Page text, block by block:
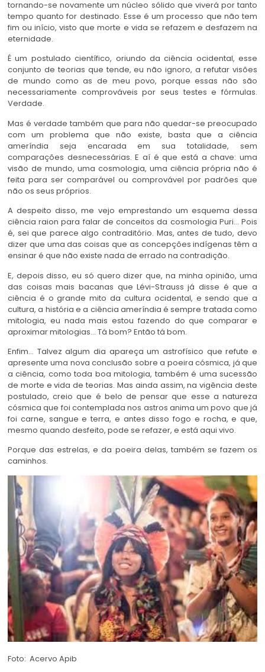
tornando-se novamente um núcleo sólido que viverá por tanto
tempo quanto for destinado. Esse é um processo que não tem
fim ou início, visto que morte e vida se refazem e desfazem na
eternidade.
É um postulado científico, oriundo da ciência ocidental, esse
conjunto de teorias que tende, eu não ignoro, a refutar visões
de mundo como as de meu povo, porque essas não são
necessariamente comprováveis por seus testes e fórmulas.
Verdade.
Mas é verdade também que para não quedar-se preocupado
com um problema que não existe, basta que a ciência
ameríndia seja encarada em sua totalidade, sem
comparações desnecessárias. E aí é que está a chave: uma
visão de mundo, uma cosmologia, uma ciência própria não é
feita para ser comparável ou comprovável por padrões que
não os seus próprios.
A despeito disso, me vejo emprestando um esquema dessa
ciência raion para falar de conceitos da cosmologia Puri… Pois
é, sei que parece algo contraditório. Mas, antes de tudo, devo
dizer que uma das coisas que as concepções indígenas têm a
ensinar é que não existe nada de errado na contradição.
E, depois disso, eu só quero dizer que, na minha opinião, uma
das coisas mais bacanas que Lévi-Strauss já disse é que a
ciência é o grande mito da cultura ocidental, e sendo que a
cultura, a história e a ciência ameríndia é sempre tratada como
mitologia, eu nada mais estou fazendo do que comparar e
aproximar mitologias… Tá bom? Então tá bom.
Enfim… Talvez algum dia apareça um astrofísico que refute e
apresente uma nova conclusão sobre a poeira cósmica, já que
a ciência, como toda boa mitologia, também é uma sucessão
de morte e vida de teorias. Mas ainda assim, na vigência deste
postulado, creio que é belo de pensar que esse a natureza
cósmica que foi contemplada nos astros anima um povo que já
foi carne, sangue e terra, e antes disso fogo e rocha, e que,
mesmo quando desfeito, pode se refazer, e está aqui vivo.
Porque das estrelas, e da poeira delas, também se fazem os
caminhos.
Foto: Acervo Apib